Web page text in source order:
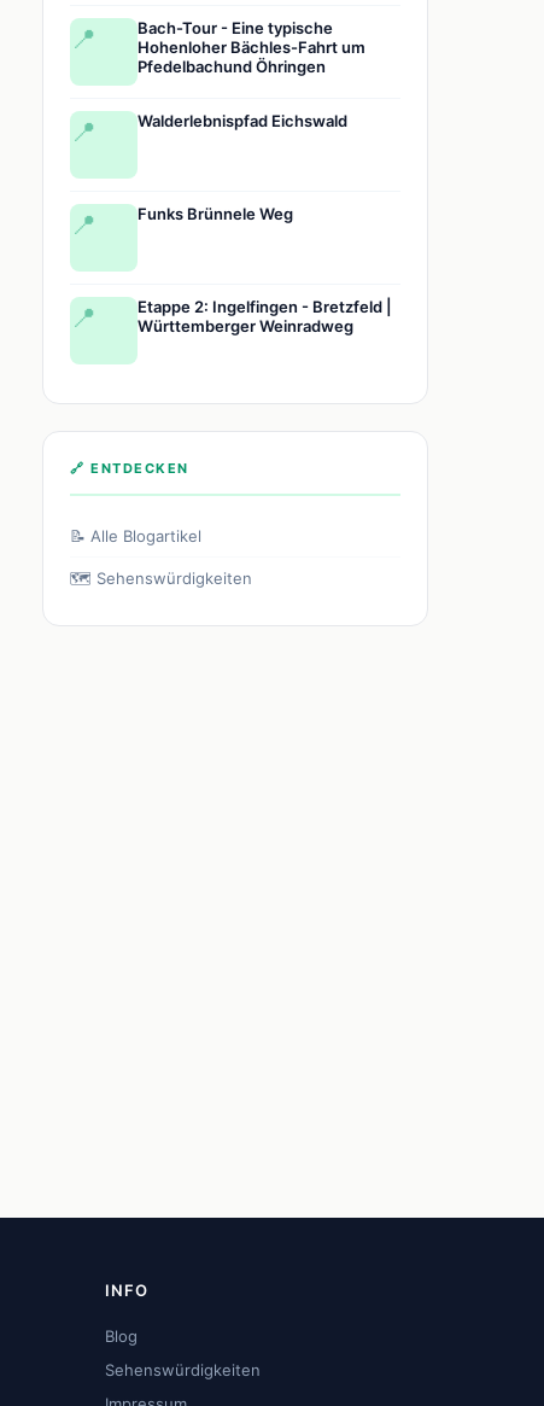
📍
Bach-Tour - Eine typische
Hohenloher Bächles-Fahrt um
Pfedelbachund Öhringen
📍 Walderlebnispfad Eichswald
📍 Funks Brünnele Weg
📍
Etappe 2: Ingelfingen - Bretzfeld |
Württemberger Weinradweg
🔗 ENTDECKEN
📝 Alle Blogartikel
🗺️ Sehenswürdigkeiten
INFO
Blog
Sehenswürdigkeiten